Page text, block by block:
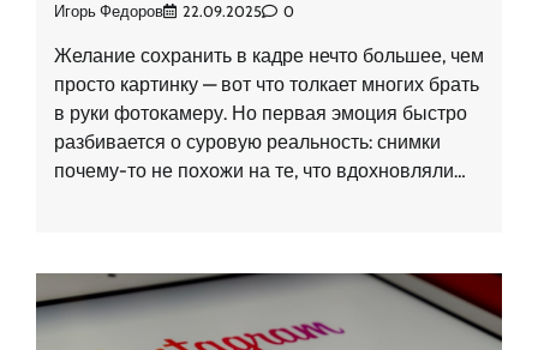
Игорь Федоров 22.09.2025 0
Желание сохранить в кадре нечто большее, чем
просто картинку — вот что толкает многих брать
в руки фотокамеру. Но первая эмоция быстро
разбивается о суровую реальность: снимки
почему-то не похожи на те, что вдохновляли…